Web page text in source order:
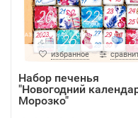
избранное
Набор печенья
"Новогодний
Морозко"